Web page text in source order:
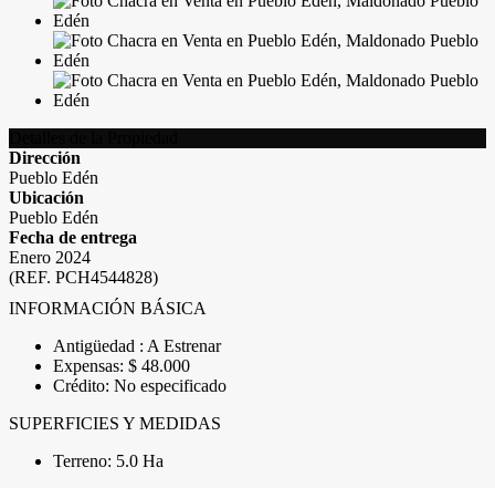
Dirección
Pueblo Edén
Ubicación
Pueblo Edén
Fecha de entrega
Enero 2024
(REF. PCH4544828)
INFORMACIÓN BÁSICA
Antigüedad : A Estrenar
Expensas: $ 48.000
Crédito: No especificado
SUPERFICIES Y MEDIDAS
Terreno: 5.0 Ha